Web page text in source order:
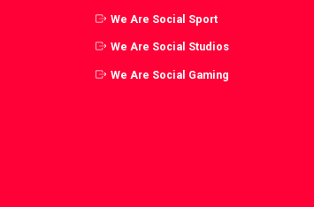
We Are Social Sport
We Are Social Studios
We Are Social Gaming